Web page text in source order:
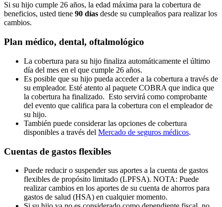
Si su hijo cumple 26 años, la edad máxima para la cobertura de
beneficios, usted tiene 90 días desde su cumpleaños para realizar los
cambios.
Plan médico, dental, oftalmológico
La cobertura para su hijo finaliza automáticamente el último
día del mes en el que cumple 26 años.
Es posible que su hijo pueda acceder a la cobertura a través de
su empleador. Esté atento al paquete COBRA que indica que
la cobertura ha finalizado. Esto servirá como comprobante
del evento que califica para la cobertura con el empleador de
su hijo.
También puede considerar las opciones de cobertura
disponibles a través del Mercado de seguros médicos.
Cuentas de gastos flexibles
Puede reducir o suspender sus aportes a la cuenta de gastos
flexibles de propósito limitado (LPFSA). NOTA: Puede
realizar cambios en los aportes de su cuenta de ahorros para
gastos de salud (HSA) en cualquier momento.